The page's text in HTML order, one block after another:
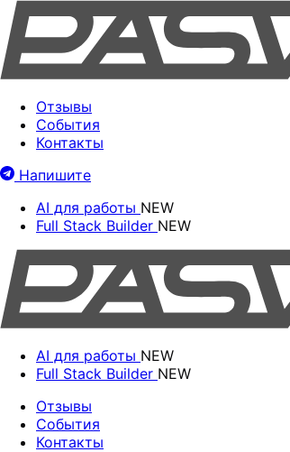
Отзывы
События
Контакты
Напишите
AI для работы NEW
Full Stack Builder NEW
AI для работы NEW
Full Stack Builder NEW
Отзывы
События
Контакты